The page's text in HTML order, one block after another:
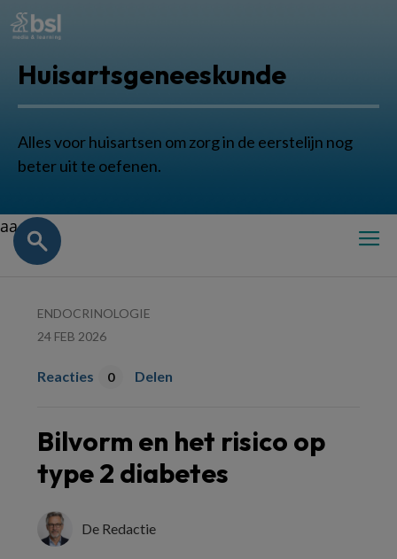
Huisartsgeneeskunde
Alles voor huisartsen om zorg in de eerstelijn nog
beter uit te oefenen.
aa
ENDOCRINOLOGIE
24 FEB 2026
Reacties 0 Delen
Bilvorm en het risico op
type 2 diabetes
De Redactie